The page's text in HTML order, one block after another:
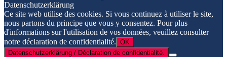
Datenschutzerklärung
Ce site web utilise des cookies. Si vous continuez à utiliser le site,
nous partons du principe que vous y consentez. Pour plus
d'informations sur l'utilisation de vos données, veuillez consulter
notre déclaration de confidentialité. OK
Datenschutzerklärung / Déclaration de confidentialité.